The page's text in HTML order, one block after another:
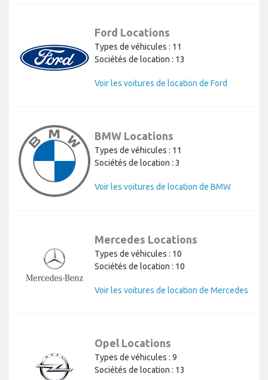
Ford Locations
Types de véhicules : 11
Sociétés de location : 13
Voir les voitures de location de Ford
BMW Locations
Types de véhicules : 11
Sociétés de location : 3
Voir les voitures de location de BMW
Mercedes Locations
Types de véhicules : 10
Sociétés de location : 10
Voir les voitures de location de Mercedes
Opel Locations
Types de véhicules : 9
Sociétés de location : 13